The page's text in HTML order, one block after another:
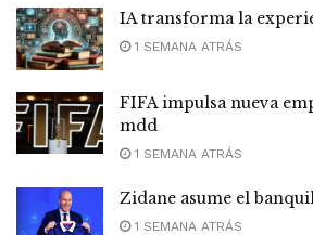
IA transforma la
1 SEMANA ATRÁS
FIFA impulsa nueva
mdd
1 SEMANA ATRÁS
Zidane asume el
1 SEMANA ATRÁS